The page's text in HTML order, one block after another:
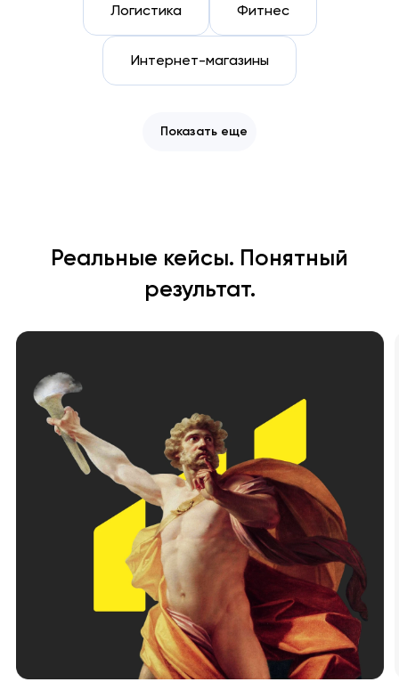
Логистика Фитнес
Интернет-магазины
Показать еще
Реальные кейсы. Понятный
результат.